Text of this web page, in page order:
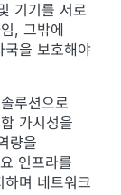
기기를 서로
, 그밖에
국을 보호해야
루션으로
가시성을
량을
인프라를
며 네트워크